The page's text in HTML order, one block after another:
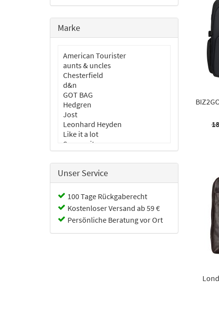
Marke
American Tourister
aunts & uncles
Chesterfield
d&n
GOT BAG
Hedgren
Jost
Leonhard Heyden
Like it a lot
Samsonite
Travelite
Troop
Unser Service
100 Tage Rückgaberecht
Kostenloser Versand ab 59 €
Persönliche Beratung vor Ort